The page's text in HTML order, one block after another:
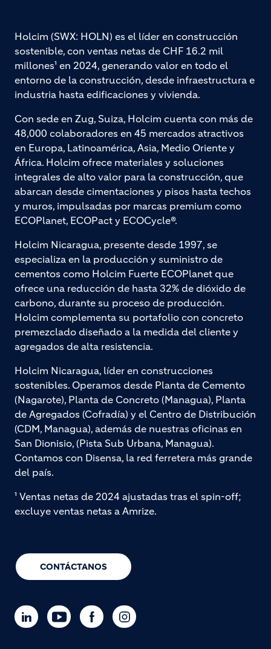
CONTÁCTANOS
Holcim (SWX: HOLN) es el líder en construcción
sostenible, con ventas netas de CHF 16.2 mil
millones¹ en 2024, generando valor en todo el
entorno de la construcción, desde infraestructura e
industria hasta edificaciones y vivienda.
Con sede en Zug, Suiza, Holcim cuenta con más de
48,000 colaboradores en 45 mercados atractivos
en Europa, Latinoamérica, Asia, Medio Oriente y
África. Holcim ofrece materiales y soluciones
integrales de alto valor para la construcción, que
abarcan desde cimentaciones y pisos hasta techos
y muros, impulsadas por marcas premium como
ECOPlanet, ECOPact y ECOCycle®.
Holcim Nicaragua, presente desde 1997, se
especializa en la producción y suministro de
cementos como Holcim Fuerte ECOPlanet que
ofrece una reducción de hasta 32% de dióxido de
carbono, durante su proceso de producción.
Holcim complementa su portafolio con concreto
premezclado diseñado a la medida del cliente y
agregados de alta resistencia.
Holcim Nicaragua, líder en construcciones
sostenibles. Operamos desde Planta de Cemento
(Nagarote), Planta de Concreto (Managua), Planta
de Agregados (Cofradía) y el Centro de Distribución
(CDM, Managua), además de nuestras oficinas en
San Dionisio, (Pista Sub Urbana, Managua).
Contamos con Disensa, la red ferretera más grande
del país.
¹ Ventas netas de 2024 ajustadas tras el spin-off;
excluye ventas netas a Amrize.